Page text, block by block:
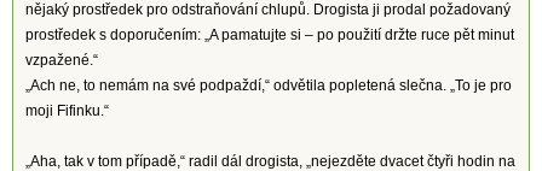
nějaký prostředek pro odstraňování chlupů. Drogista ji prodal požadovaný
prostředek s doporučením: „A pamatujte si – po použití držte ruce pět minut
vzpažené.“
„Ach ne, to nemám na své podpaždí,“ odvětila popletená slečna. „To je pro
moji Fifinku.“
„Aha, tak v tom případě,“ radil dál drogista, „nejezděte dvacet čtyři hodin na